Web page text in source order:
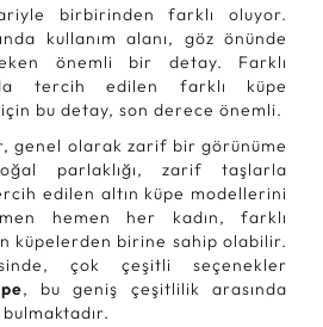
birbirinden farklı oluyor.
kullanım alanı, göz önünde
önemli bir detay. Farklı
tercih edilen farklı küpe
bu detay, son derece önemli.
genel olarak zarif bir görünüme
parlaklığı, zarif taşlarla
edilen altın küpe modellerini
hemen her kadın, farklı
küpelerden birine sahip olabilir.
çok çeşitli seçenekler
, bu geniş çeşitlilik arasında